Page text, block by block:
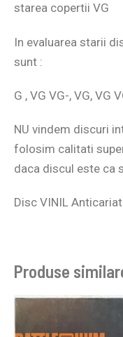
starea copertii VG
In evaluarea starii
sunt :
G , VG VG-, VG, VG
NU vindem discuri
folosim calitati
daca discul este ca
Disc VINIL
Produse